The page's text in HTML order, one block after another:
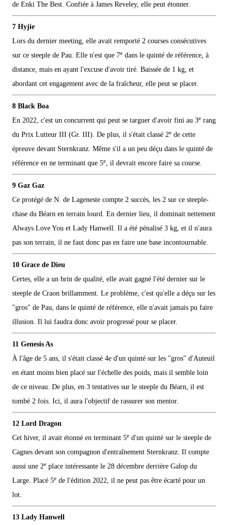
de Enki The Best. Confiée à James Reveley, elle peut étonner.
7 Hyjie
Lors du dernier meeting, elle avait remporté 2 courses consécutives
sur ce steeple de Pau. Elle n'est que 7e dans le quinté de référence, à
distance, mais en ayant l'excuse d'avoir tiré. Baissée de 1 kg, et
abordant cet engagement avec de la fraîcheur, elle peut se placer.
8 Black Boa
En 2022, c'est un concurrent qui peut se targuer d'avoir fini au 3e rang
du Prix Lutteur III (Gr. III). De plus, il s'était classé 2e de cette
épreuve devant Sternkranz. Même s'il a un peu déçu dans le quinté de
référence en ne terminant que 5e, il devrait encore faire sa course.
9 Gaz Gaz
Ce protégé de N. de Lageneste compte 2 succès, les 2 sur ce steeple-
chase du Béarn en terrain lourd. En dernier lieu, il dominait nettement
Always Love You et Lady Hanwell. Il a été pénalisé 3 kg, et il n'aura
pas son terrain, il ne faut donc pas en faire une base incontournable.
10 Grace de Dieu
Certes, elle a un brin de qualité, elle avait gagné l'été dernier sur le
steeple de Craon brillamment. Le problème, c'est qu'elle a déçu sur les
"gros" de Pau, dans le quinté de référence, elle n'avait jamais pu faire
illusion. Il lui faudra donc avoir progressé pour se placer.
11 Genesis As
À l'âge de 5 ans, il s'était classé 4e d'un quinté sur les "gros" d'Auteuil
en étant moins bien placé sur l'échelle des poids, mais il semble loin
de ce niveau. De plus, en 3 tentatives sur le steeple du Béarn, il est
tombé 2 fois. Ici, il aura l'objectif de rassurer son mentor.
12 Lord Dragon
Cet hiver, il avait étonné en terminant 5e d'un quinté sur le steeple de
Cagnes devant son compagnon d'entraînement Sternkranz. Il compte
aussi une 2e place intéressante le 28 décembre derrière Galop du
Large. Placé 5e de l'édition 2022, il ne peut pas être écarté pour un
lot.
13 Lady Hanwell